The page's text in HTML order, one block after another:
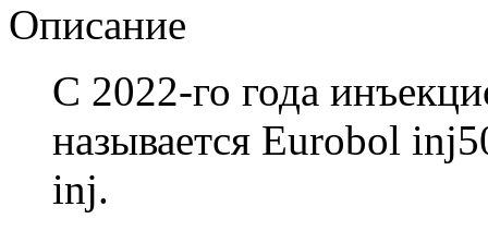
Описание
С 2022-го года
называется Eurobol
inj.